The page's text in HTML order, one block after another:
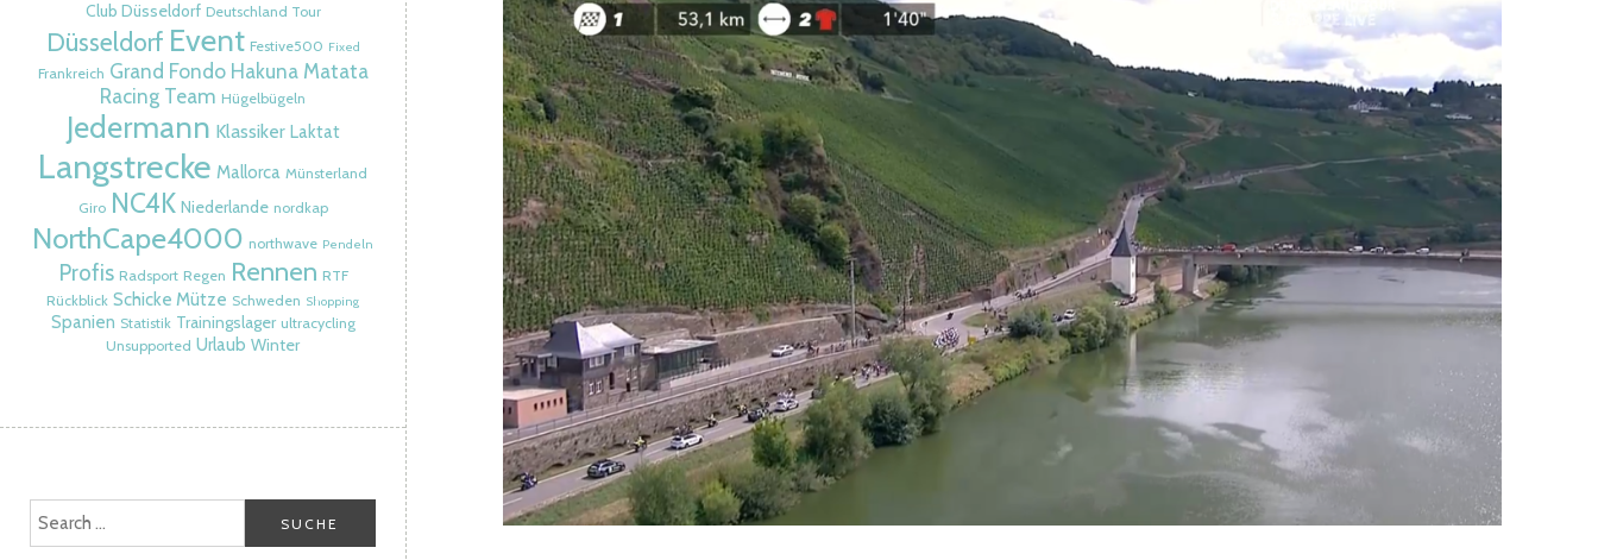
Club Düsseldorf Deutschland Tour
Düsseldorf Event Festive500 Fixed
Frankreich Grand Fondo Hakuna Matata
Racing Team Hügelbügeln
Jedermann Klassiker Laktat
Langstrecke Mallorca Münsterland
Giro NC4K Niederlande nordkap
NorthCape4000 northwave Pendeln
Profis Radsport Regen Rennen RTF
Rückblick Schicke Mütze Schweden Shopping
Spanien Statistik Trainingslager ultracycling
Unsupported Urlaub Winter